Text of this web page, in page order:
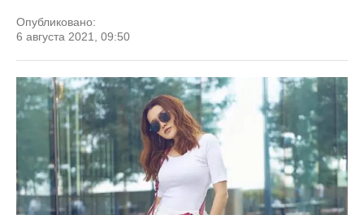
Опубликовано:
6 августа 2021, 09:50